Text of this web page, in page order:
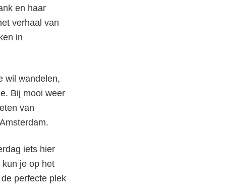
en haar
verhaal van
in
wil wandelen,
Bij mooi weer
van
iets hier
je op het
perfecte plek